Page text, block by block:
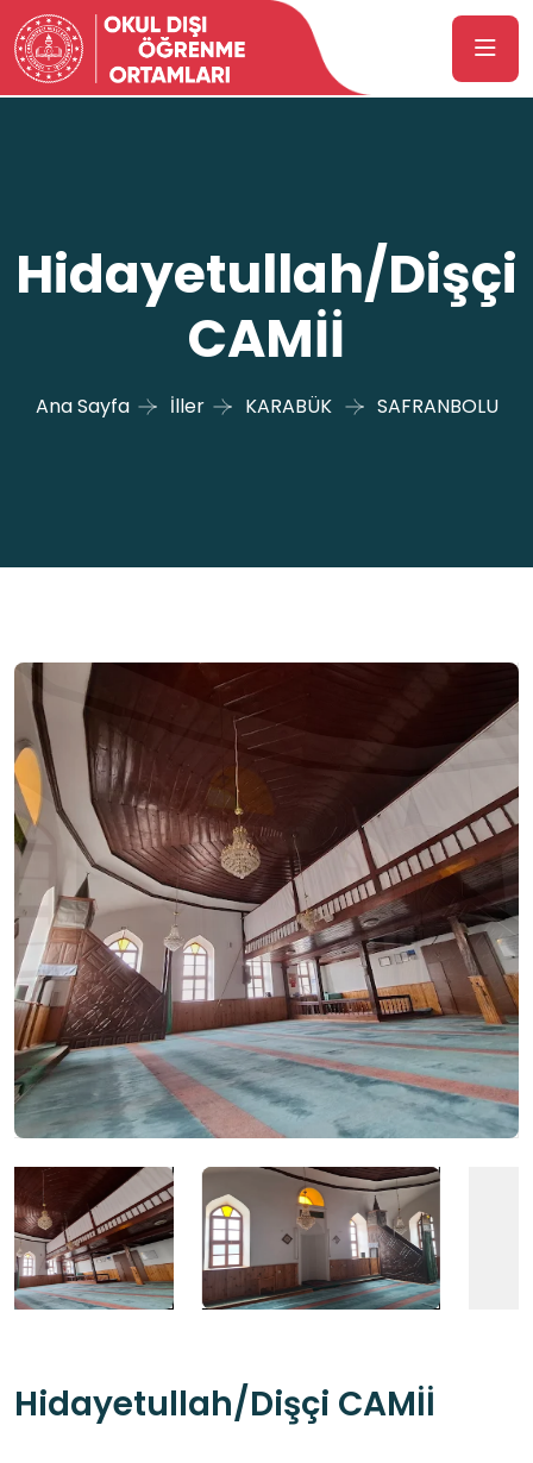
Hidayetullah/Dişçi
CAMİİ
Ana Sayfa İller KARABÜK SAFRANBOLU
Hidayetullah/Dişçi CAMİİ